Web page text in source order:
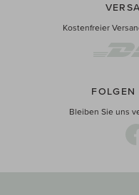
Kostenfreier
Bleiben Sie uns